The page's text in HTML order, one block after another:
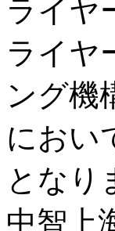
ライヤ
ライヤ
ング機
におい
となり
中智上